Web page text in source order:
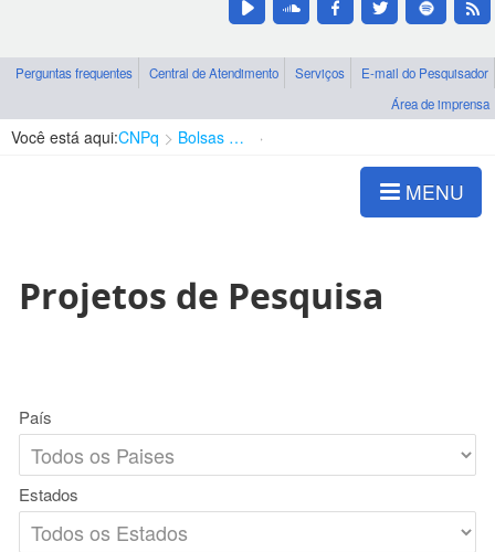
Perguntas frequentes Central de Atendimento Serviços
E-mail do Pesquisador
Área de imprensa
Você está aqui:CNPq Bolsas e Auxílios Vigentes
MENU
Projetos de Pesquisa
País
Estados